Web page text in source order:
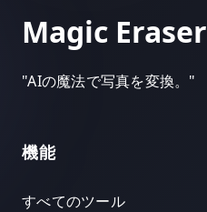
Magic Eraser
"AIの魔法で写真を変換。 "
機能
すべてのツール